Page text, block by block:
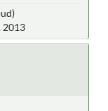
2013